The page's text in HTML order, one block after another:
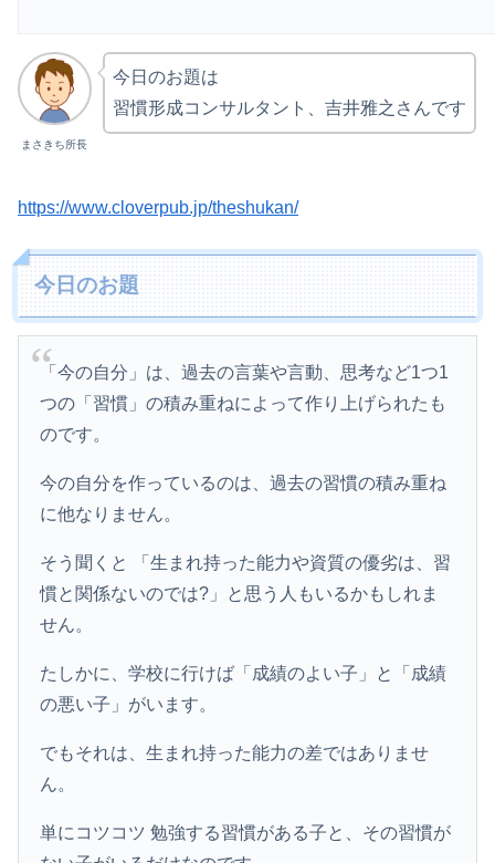
まさきち所長
今日のお題は
習慣形成コンサルタント、吉井雅之さんです
https://www.cloverpub.jp/theshukan/
今日のお題
「今の自分」は、過去の言葉や言動、思考など1つ1
つの「習慣」の積み重ねによって作り上げられたも
のです。
今の自分を作っているのは、過去の習慣の積み重ね
に他なりません。
そう聞くと 「生まれ持った能力や資質の優劣は、習
慣と関係ないのでは?」と思う人もいるかもしれま
せん。
たしかに、学校に行けば「成績のよい子」と「成績
の悪い子」がいます。
でもそれは、生まれ持った能力の差ではありませ
ん。
単にコツコツ 勉強する習慣がある子と、その習慣が